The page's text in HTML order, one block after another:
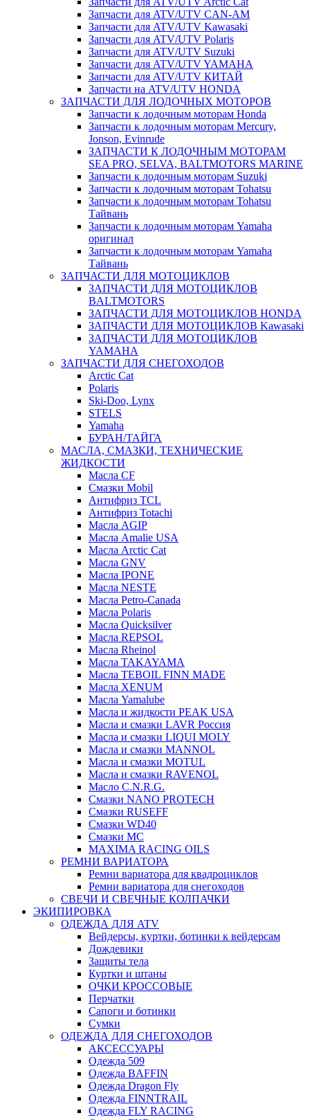
Запчасти для ATV/UTV CAN-AM
Запчасти для ATV/UTV Kawasaki
Запчасти для ATV/UTV Polaris
Запчасти для ATV/UTV Suzuki
Запчасти для ATV/UTV YAMAHA
Запчасти для ATV/UTV КИТАЙ
Запчасти на ATV/UTV HONDA
ЗАПЧАСТИ ДЛЯ ЛОДОЧНЫХ МОТОРОВ
Запчасти к лодочным моторам Honda
Запчасти к лодочным моторам Mercury,
Jonson, Evinrude
ЗАПЧАСТИ К ЛОДОЧНЫМ МОТОРАМ
SEA PRO, SELVA, BALTMOTORS MARINE
Запчасти к лодочным моторам Suzuki
Запчасти к лодочным моторам Tohatsu
Запчасти к лодочным моторам Tohatsu
Тайвань
Запчасти к лодочным моторам Yamaha
оригинал
Запчасти к лодочным моторам Yamaha
Тайвань
ЗАПЧАСТИ ДЛЯ МОТОЦИКЛОВ
ЗАПЧАСТИ ДЛЯ МОТОЦИКЛОВ
BALTMOTORS
ЗАПЧАСТИ ДЛЯ МОТОЦИКЛОВ HONDA
ЗАПЧАСТИ ДЛЯ МОТОЦИКЛОВ Kawasaki
ЗАПЧАСТИ ДЛЯ МОТОЦИКЛОВ
YAMAHA
ЗАПЧАСТИ ДЛЯ СНЕГОХОДОВ
Arctic Cat
Polaris
Ski-Doo, Lynx
STELS
Yamaha
БУРАН/ТАЙГА
МАСЛА, СМАЗКИ, ТЕХНИЧЕСКИЕ
ЖИДКОСТИ
Масла CF
Смазки Mobil
Антифриз TCL
Антифриз Totachi
Масла AGIP
Масла Amalie USA
Масла Arctic Cat
Масла GNV
Масла IPONE
Масла NESTE
Масла Petro-Canada
Масла Polaris
Масла Quicksilver
Масла REPSOL
Масла Rheinol
Масла TAKAYAMA
Масла TEBOIL FINN MADE
Масла XENUM
Масла Yamalube
Масла и жидкости PEAK USA
Масла и смазки LAVR Россия
Масла и смазки LIQUI MOLY
Масла и смазки MANNOL
Масла и смазки MOTUL
Масла и смазки RAVENOL
Масло C.N.R.G.
Смазки NANO PROTECH
Смазки RUSEFF
Смазки WD40
Смазки МС
MAXIMA RACING OILS
РЕМНИ ВАРИАТОРА
Ремни вариатора для квадроциклов
Ремни вариатора для снегоходов
СВЕЧИ И СВЕЧНЫЕ КОЛПАЧКИ
ЭКИПИРОВКА
ОДЕЖДА ДЛЯ ATV
Вейдерсы, куртки, ботинки к вейдерсам
Дождевики
Защиты тела
Куртки и штаны
ОЧКИ КРОССОВЫЕ
Перчатки
Сапоги и ботинки
Сумки
ОДЕЖДА ДЛЯ СНЕГОХОДОВ
АКСЕССУАРЫ
Одежда 509
Одежда BAFFIN
Одежда Dragon Fly
Одежда FINNTRAIL
Одежда FLY RACING